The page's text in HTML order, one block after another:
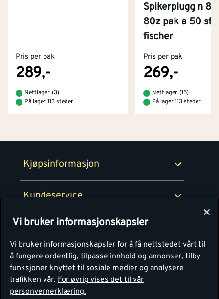
Pris per pak
289,-
Nettlager (3)
På lager 113 steder
Spikerplugg n
80z pak a 50 stk
fischer
Pris per pak
269,-
Nettlager (15)
På lager 113 steder
Kjøpsinformasjon
Kjøpsbetingelser
Retur- og angrerettsskjema
Kundeservice
Tjenester
Montér Klubb
Montér
Byggevarehus og åpningstider
Prismatch
Personvern
Vi bruker informasjonskapsler
Vi bruker informasjonskapsler for å få nettstedet vårt til
å fungere ordentlig, tilpasse innhold og annonser, tilby
funksjoner knyttet til sosiale medier og analysere
trafikken vår. For øvrig vises det til vår
personvernerklæring.